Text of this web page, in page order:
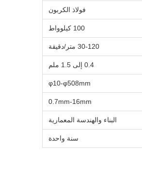
فولاذ الكربون
100 كيلوواط
30-120 متر/دقيقة
0.4 إلى 1.5 ملم
φ10-φ508mm
0.7mm-16mm
البناء والهندسة المعمارية
سنة واحدة